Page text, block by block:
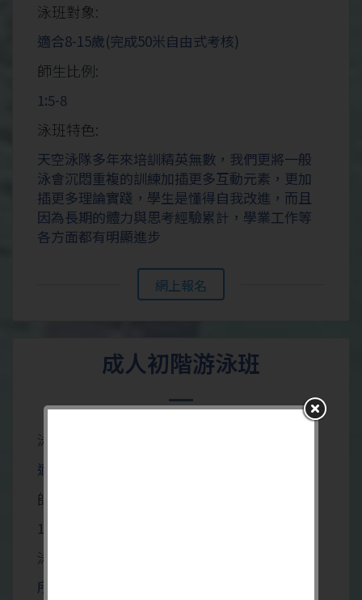
泳班對象:
適合8-15歲(完成50米自由式考核)
師生比例:
1:5-8
泳班特色:
天空泳隊多年來培訓精英無數，我們更將一般
泳會沉悶重複的訓練加插更多互動元素，更加
插更多理論實踐，學生是懂得自我改進，而且
因為長期的體力與思考經驗累計，學業工作等
各方面都有明顯進步
網上報名
成人初階游泳班
泳班對象:
適合16歲或以上(初學者)
師生比例:
1:3-6
泳班特色:
所有成人班的資深導師更會協助自信心不足的